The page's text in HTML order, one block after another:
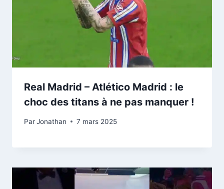
Real Madrid – Atlético Madrid : le
choc des titans à ne pas manquer !
ParJonathan 7 mars 2025